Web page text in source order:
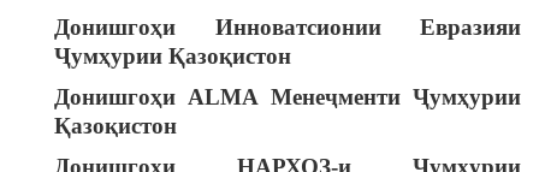
Донишгоҳи Инноватсионии Евразияи
Ҷумҳурии Қазоқистон
Донишгоҳи ALMA Менеҷменти Ҷумҳурии
Қазоқистон
Донишгоҳи НАРХОЗ-и Ҷумҳурии